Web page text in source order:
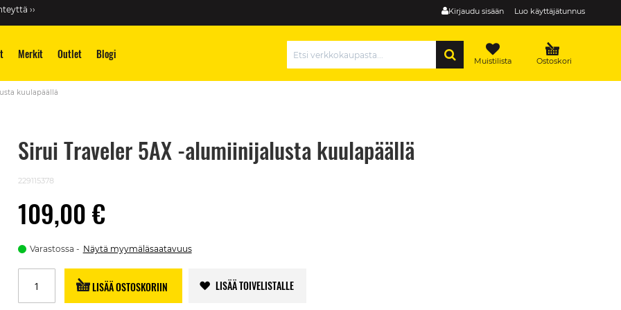
Kirjaudu sisään Luo käyttäjätunnus
››
Merkit Outlet Blogi Ostoskori
Muistilista
kuulapäällä
Sirui Traveler 5AX -alumiinijalusta kuulapäällä
229115378
109,00 €
Varastossa Näytä myymäläsaatavuus
LISÄÄ OSTOSKORIIN LISÄÄ TOIVELISTALLE